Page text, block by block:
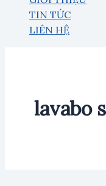
TIN TỨC
LIÊN HỆ
lavabo